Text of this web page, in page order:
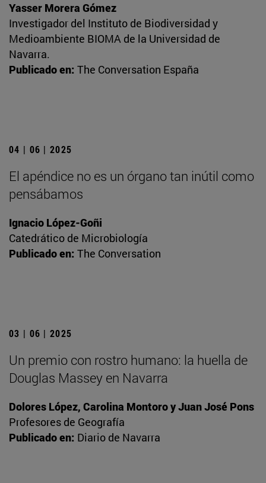
Yasser Morera Gómez
Investigador del Instituto de Biodiversidad y
Medioambiente BIOMA de la Universidad de
Navarra.
Publicado en: The Conversation España
04 | 06 | 2025
El apéndice no es un órgano tan inútil como
pensábamos
Ignacio López-Goñi
Catedrático de Microbiología
Publicado en: The Conversation
03 | 06 | 2025
Un premio con rostro humano: la huella de
Douglas Massey en Navarra
Dolores López, Carolina Montoro y Juan José Pons
Profesores de Geografía
Publicado en: Diario de Navarra